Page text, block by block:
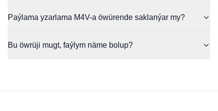
Paýlama yzarlama M4V-a öwürende saklanýar my?
Bu öwrüji mugt, faýlym näme bolup?